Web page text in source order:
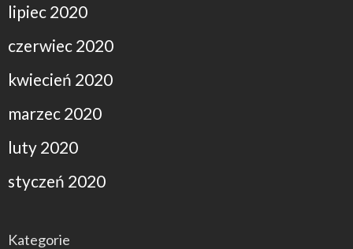
lipiec 2020
czerwiec 2020
kwiecień 2020
marzec 2020
luty 2020
styczeń 2020
Kategorie